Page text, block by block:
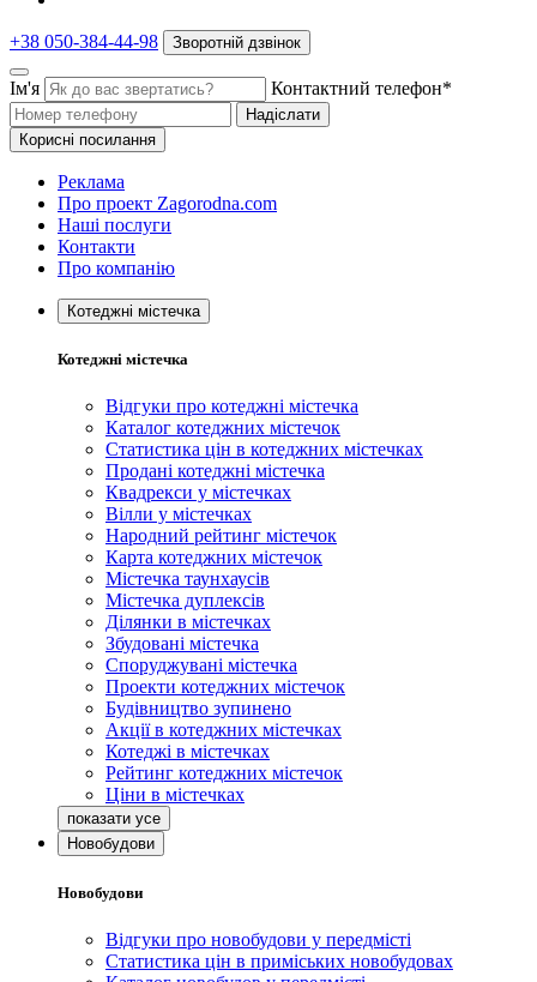
+38 050-384-44-98 Зворотній дзвінок
Ім'я Контактний телефон*
Надіслати
Корисні посилання
Реклама
Про проект Zagorodna.com
Наші послуги
Контакти
Про компанію
Котеджні містечка
Котеджні містечка
Відгуки про котеджні містечка
Каталог котеджних містечок
Статистика цін в котеджних містечках
Продані котеджні містечка
Квадрекси у містечках
Вілли у містечках
Народний рейтинг містечок
Карта котеджних містечок
Містечка таунхаусів
Містечка дуплексів
Ділянки в містечках
Збудовані містечка
Споруджувані містечка
Проекти котеджних містечок
Будівництво зупинено
Акції в котеджних містечках
Котеджі в містечках
Рейтинг котеджних містечок
Ціни в містечках
Новобудови
Новобудови
Відгуки про новобудови у передмісті
Статистика цін в приміських новобудовах